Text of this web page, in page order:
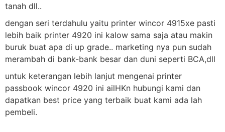
tanah dll..
dengan seri terdahulu yaitu printer wincor 4915xe pasti
lebih baik printer 4920 ini kalow sama saja atau makin
buruk buat apa di up grade.. marketing nya pun sudah
merambah di bank-bank besar dan duni seperti BCA,dll
untuk keterangan lebih lanjut mengenai printer
passbook wincor 4920 ini ailHKn hubungi kami dan
dapatkan best price yang terbaik buat kami ada lah
pembeli.